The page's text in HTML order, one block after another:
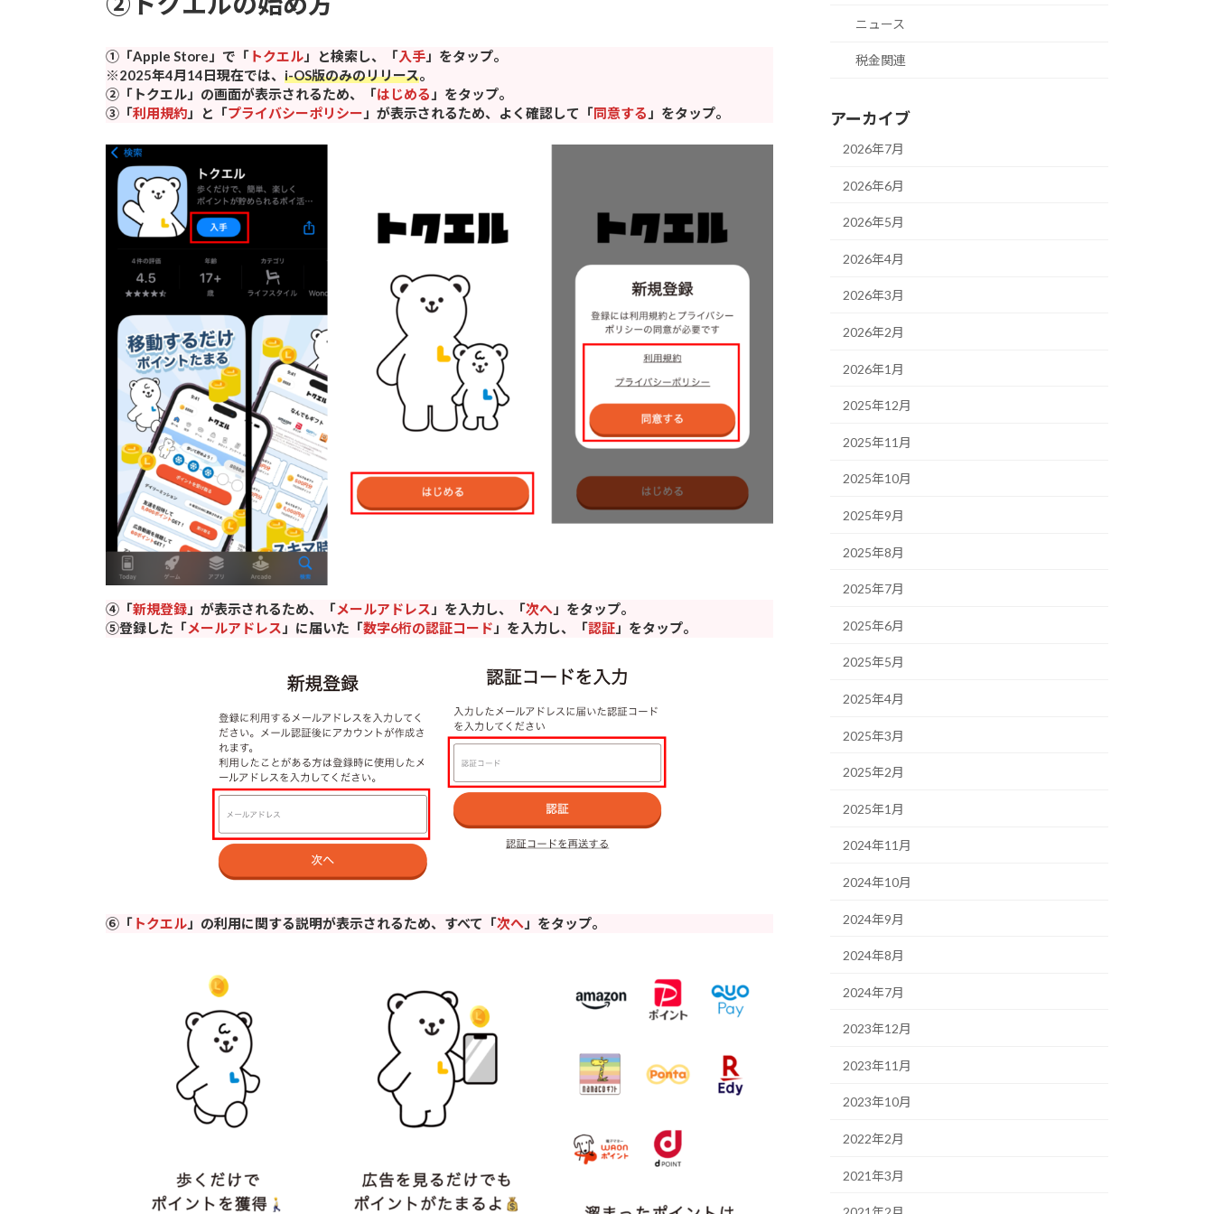
①「Apple Store」で「 トクエル 」と検索し、「入手 」をタップ。
※2025年4月14日現在では、 i-OS版のみのリリース。
②「トクエル」の画面が表示されるため、「はじめる 」をタップ。
③「利用規約 」と「プライバシーポリシー 」が表示されるため、よく確認して「同意する 」をタップ。
④「新規登録 」が表示されるため、「メールアドレス 」を入力し、「次へ 」をタップ。
⑤登録した「メールアドレス 」に届いた「数字6桁の認証コード 」を入力し、「認証 」をタップ。
⑥「 トクエル 」の利用に関する説明が表示されるため、すべて「次へ 」をタップ。
ニュース
税金関連
アーカイブ
2026年7月
2026年6月
2026年5月
2026年4月
2026年3月
2026年2月
2026年1月
2025年12月
2025年11月
2025年10月
2025年9月
2025年8月
2025年7月
2025年6月
2025年5月
2025年4月
2025年3月
2025年2月
2025年1月
2024年11月
2024年10月
2024年9月
2024年8月
2024年7月
2023年12月
2023年11月
2023年10月
2022年2月
2021年3月